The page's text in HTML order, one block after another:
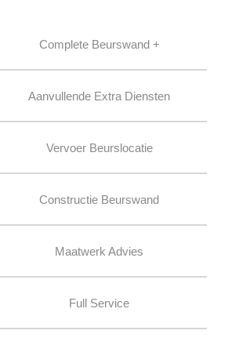
Complete Beurswand +
Aanvullende Extra Diensten
Vervoer Beurslocatie
Constructie Beurswand
Maatwerk Advies
Full Service